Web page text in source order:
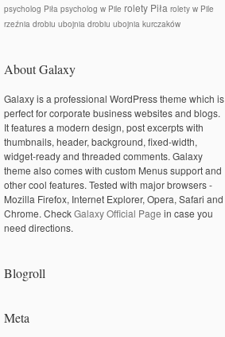
psycholog Piła psycholog w Pile rolety Piła rolety w Pile
rzeźnia drobiu ubojnia drobiu ubojnia kurczaków
About Galaxy
Galaxy is a professional WordPress theme which is
perfect for corporate business websites and blogs.
It features a modern design, post excerpts with
thumbnails, header, background, fixed-width,
widget-ready and threaded comments. Galaxy
theme also comes with custom Menus support and
other cool features. Tested with major browsers -
Mozilla Firefox, Internet Explorer, Opera, Safari and
Chrome. CheckGalaxy Official Page in case you
need directions.
Blogroll
Meta